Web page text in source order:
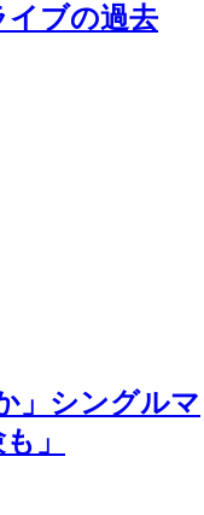
イブの過去
」シングルマ
」